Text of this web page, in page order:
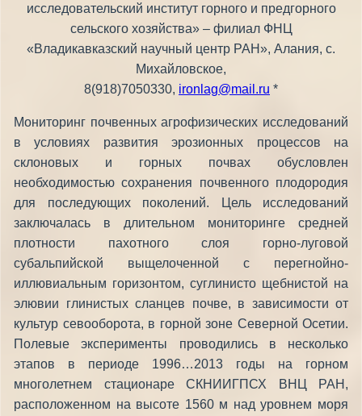
исследовательский институт горного и предгорного
сельского хозяйства» – филиал ФНЦ
«Владикавказский научный центр РАН», Алания, с.
Михайловское,
8(918)7050330, ironlag@mail.ru *
Мониторинг почвенных агрофизических исследований
в условиях развития эрозионных процессов на
склоновых и горных почвах обусловлен
необходимостью сохранения почвенного плодородия
для последующих поколений. Цель исследований
заключалась в длительном мониторинге средней
плотности пахотного слоя горно-луговой
субальпийской выщелоченной с перегнойно-
иллювиальным горизонтом, суглинисто щебнистой на
элювии глинистых сланцев почве, в зависимости от
культур севооборота, в горной зоне Северной Осетии.
Полевые эксперименты проводились в несколько
этапов в периоде 1996…2013 годы на горном
многолетнем стационаре СКНИИГПСХ ВНЦ РАН,
расположенном на высоте 1560 м над уровнем моря